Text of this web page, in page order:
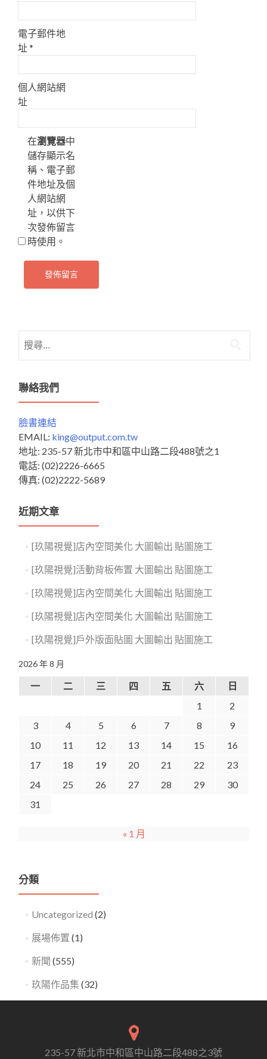
電子郵件地
址*
個人網站網
址
在瀏覽器中
儲存顯示名
稱、電子郵
件地址及個
人網站網
址，以供下
次發佈留言
時使用。
尋
鍵
字:
聯絡我們
臉書連結
EMAIL: king@output.com.tw
地址: 235-57 新北市中和區中山路二段488號之1
電話: (02)2226-6665
傳真: (02)2222-5689
近期文章
[玖陽視覺]店內空間美化 大圖輸出 貼圖施工
[玖陽視覺]活動背板佈置 大圖輸出 貼圖施工
[玖陽視覺]店內空間美化 大圖輸出 貼圖施工
[玖陽視覺]店內空間美化 大圖輸出 貼圖施工
[玖陽視覺]戶外版面貼圖 大圖輸出 貼圖施工
2026 年 8 月
一 二 三 四 五 六
日
1
2
3
4 5 6 7 8
9
10
11 12 13 14 15
16
17
18 19 20 21 22
23
24
25 26 27 28 29
30
31
« 1 月
分類
Uncategorized (2)
展場佈置 (1)
新聞 (555)
玖陽作品集 (32)
235-57 新北市中和區中山路二段488之3號